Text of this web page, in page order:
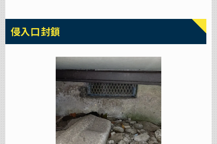
侵入口封鎖